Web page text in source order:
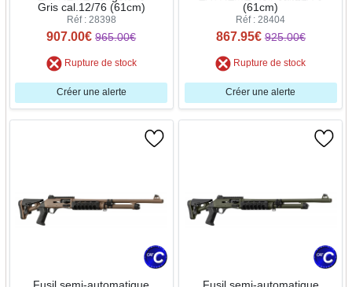
Gris cal.12/76 (61cm)
Réf : 28398
907.00€ 965.00€
Rupture de stock
Créer une alerte
(61cm)
Réf : 28404
867.95€ 925.00€
Rupture de stock
Créer une alerte